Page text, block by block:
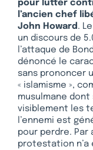
pour lutter
l’ancien chef
John Howard.
un discours de
l’attaque de
dénoncé le
sans prononcer
« islamisme »,
musulmane
visiblement les
l’ennemi est
pour perdre. Par
protestation n’a